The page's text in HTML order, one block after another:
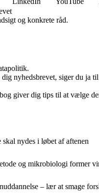
og konkrete råd.
nyhedsbrevet, siger du ja
giver dig tips til at vælge
nydes i løbet af aftenen
og mikrobiologi former
– lær at smage